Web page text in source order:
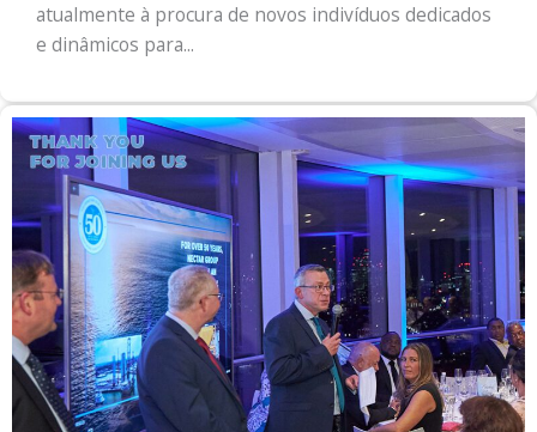
atualmente à procura de novos indivíduos dedicados
e dinâmicos para...